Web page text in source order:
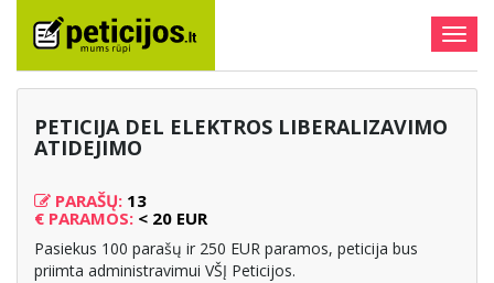
PETICIJA DEL ELEKTROS LIBERALIZAVIMO
ATIDEJIMO
PARAŠŲ: 13
€ PARAMOS: < 20 EUR
Pasiekus 100 parašų ir 250 EUR paramos, peticija bus
priimta administravimui VŠĮ Peticijos.